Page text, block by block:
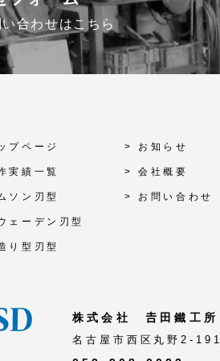
合わせはこちら
プページ
実績一覧
ソン刃型
ェーデン刃型
り型刃型
> お知らせ
> 会社概要
> お問い合わせ
株式会社 𠮷田鐵工所
名古屋市西区丸野2-191